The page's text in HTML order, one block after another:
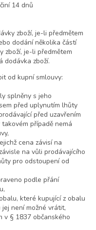
14 dnů
zboží, je-li předmětem
dodání několika částí
zboží, je-li předmětem
dodávka zboží.
od kupní smlouvy:
splněny s jeho
před uplynutím lhůty
před uzavřením
případě nemá
cena závisí na
na vůli prodávajícího
pro odstoupení od
podle přání
které kupující z obalu
není možné vrátit,
v § 1837 občanského